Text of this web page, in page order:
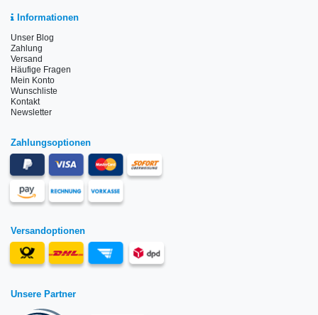
Informationen
Unser Blog
Zahlung
Versand
Häufige Fragen
Mein Konto
Wunschliste
Kontakt
Newsletter
Zahlungsoptionen
Versandoptionen
Unsere Partner